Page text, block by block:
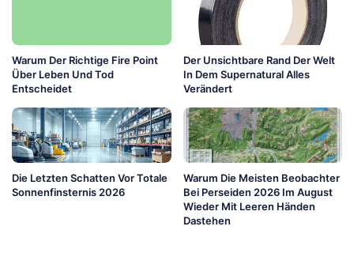
Warum Der Richtige Fire Point
Über Leben Und Tod
Entscheidet
Der Unsichtbare Rand Der Welt
In Dem Supernatural Alles
Verändert
Die Letzten Schatten Vor Totale
Sonnenfinsternis 2026
Warum Die Meisten Beobachter
Bei Perseiden 2026 Im August
Wieder Mit Leeren Händen
Dastehen